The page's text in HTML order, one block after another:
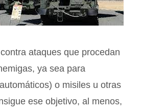
ataques que procedan
ya sea para
o misiles u otras
ese objetivo, al menos,